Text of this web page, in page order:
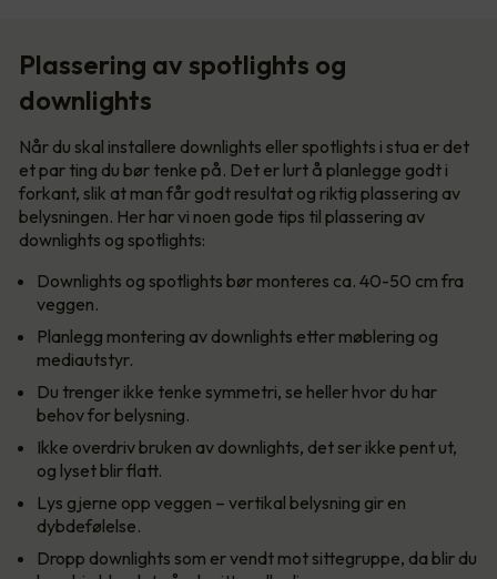
Plassering av spotlights og
downlights
Når du skal installere downlights eller spotlights i stua er det
et par ting du bør tenke på. Det er lurt å planlegge godt i
forkant, slik at man får godt resultat og riktig plassering av
belysningen. Her har vi noen gode tips til plassering av
downlights og spotlights:
Downlights og spotlights bør monteres ca. 40-50 cm fra
veggen.
Planlegg montering av downlights etter møblering og
mediautstyr.
Du trenger ikke tenke symmetri, se heller hvor du har
behov for belysning.
Ikke overdriv bruken av downlights, det ser ikke pent ut,
og lyset blir flatt.
Lys gjerne opp veggen – vertikal belysning gir en
dybdefølelse.
Dropp downlights som er vendt mot sittegruppe, da blir du